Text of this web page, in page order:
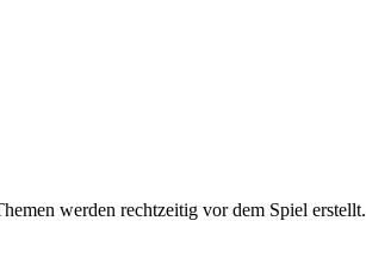
werden rechtzeitig vor dem Spiel erstellt.